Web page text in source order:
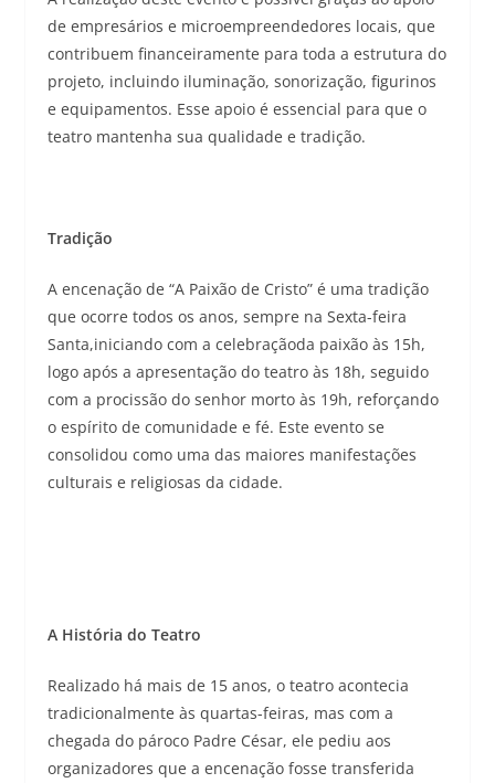
de empresários e microempreendedores locais, que
contribuem financeiramente para toda a estrutura do
projeto, incluindo iluminação, sonorização, figurinos
e equipamentos. Esse apoio é essencial para que o
teatro mantenha sua qualidade e tradição.
Tradição
A encenação de “A Paixão de Cristo” é uma tradição
que ocorre todos os anos, sempre na Sexta-feira
Santa,iniciando com a celebraçãoda paixão às 15h,
logo após a apresentação do teatro às 18h, seguido
com a procissão do senhor morto às 19h, reforçando
o espírito de comunidade e fé. Este evento se
consolidou como uma das maiores manifestações
culturais e religiosas da cidade.
A História do Teatro
Realizado há mais de 15 anos, o teatro acontecia
tradicionalmente às quartas-feiras, mas com a
chegada do pároco Padre César, ele pediu aos
organizadores que a encenação fosse transferida